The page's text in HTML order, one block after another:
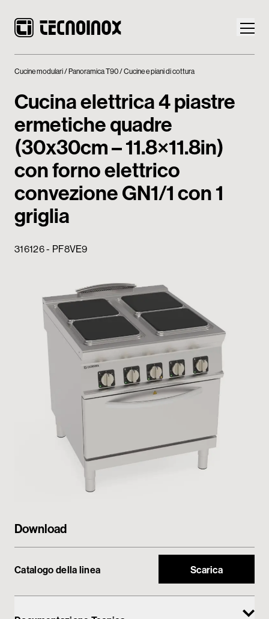
Prodotti
Mondo Tecnoinox
News
Download
Contatti
Cucine modulari Panoramica T90 Cucine e piani di cottura
Cucina elettrica 4 piastre
ermetiche quadre
(30x30cm – 11.8×11.8in)
con forno elettrico
convezione GN1/1 con 1
griglia
316126 - PF8VE9
Download
Catalogo della linea Scarica